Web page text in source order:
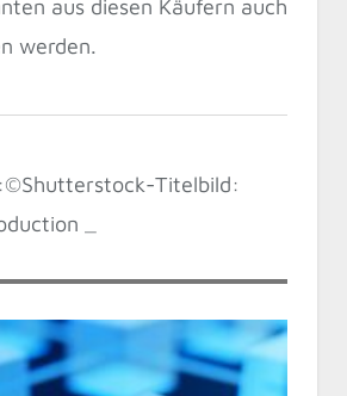
aus diesen Käufern auch
werden.
Titelbild:
_